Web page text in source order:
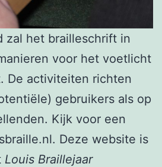
zal het brailleschrift in
voor het voetlicht
De activiteiten richten
gebruikers als op
Kijk voor een
Deze website is
Louis Braillejaar